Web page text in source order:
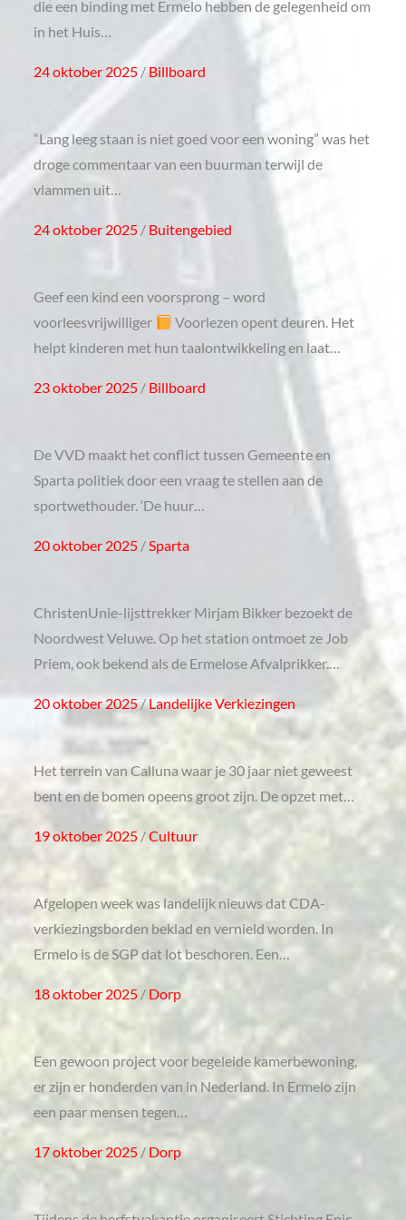
die een binding met Ermelo hebben de gelegenheid om
in het Huis…
Posted
24 oktober 2025 Billboard
“Lang leeg staan is niet goed voor een woning” was het
droge commentaar van een buurman terwijl de
vlammen uit…
Posted
24 oktober 2025 Buitengebied
Geef een kind een voorsprong – word
voorleesvrijwilliger
Voorlezen opent deuren. Het
helpt kinderen met hun taalontwikkeling en laat…
Posted
23 oktober 2025 Billboard
De VVD maakt het conflict tussen Gemeente en
Sparta politiek door een vraag te stellen aan de
sportwethouder. ‘De huur…
Posted
20 oktober 2025 Sparta
ChristenUnie-lijsttrekker Mirjam Bikker bezoekt de
Noordwest Veluwe. Op het station ontmoet ze Job
Priem, ook bekend als de Ermelose Afvalprikker.…
Posted
20 oktober 2025 Landelijke Verkiezingen
Het terrein van Calluna waar je 30 jaar niet geweest
bent en de bomen opeens groot zijn. De opzet met…
Posted
19 oktober 2025 Cultuur
Afgelopen week was landelijk nieuws dat CDA-
verkiezingsborden beklad en vernield worden. In
Ermelo is de SGP dat lot beschoren. Een…
Posted
18 oktober 2025 Dorp
Een gewoon project voor begeleide kamerbewoning,
er zijn er honderden van in Nederland. In Ermelo zijn
een paar mensen tegen…
Posted
17 oktober 2025 Dorp